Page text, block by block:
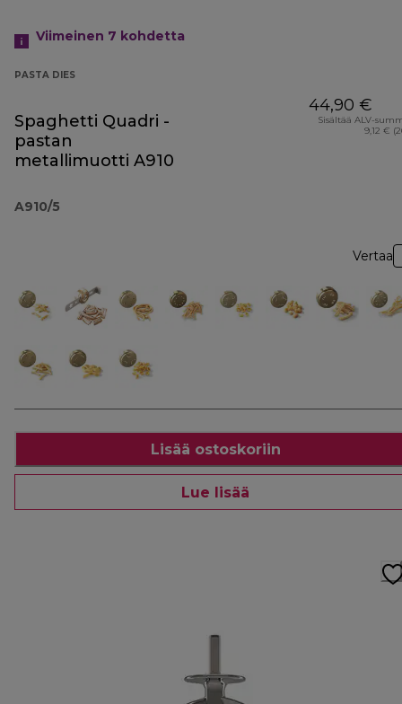
Viimeinen 7 kohdetta
PASTA DIES
Spaghetti Quadri -
pastan
metallimuotti A910
A910/5
44,90 €
Sisältää ALV-
9,12 €
Vertaa
Lisää ostoskoriin
Lue lisää